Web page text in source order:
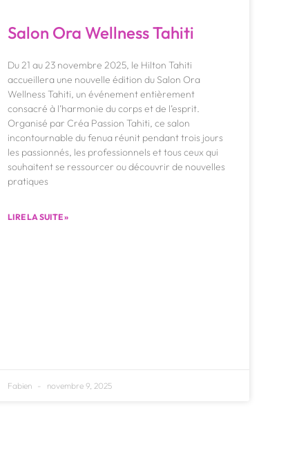
Salon Ora Wellness Tahiti
Du 21 au 23 novembre 2025, le Hilton Tahiti
accueillera une nouvelle édition du Salon Ora
Wellness Tahiti, un événement entièrement
consacré à l’harmonie du corps et de l’esprit.
Organisé par Créa Passion Tahiti, ce salon
incontournable du fenua réunit pendant trois jours
les passionnés, les professionnels et tous ceux qui
souhaitent se ressourcer ou découvrir de nouvelles
pratiques
LIRE LA SUITE »
Fabien novembre 9, 2025